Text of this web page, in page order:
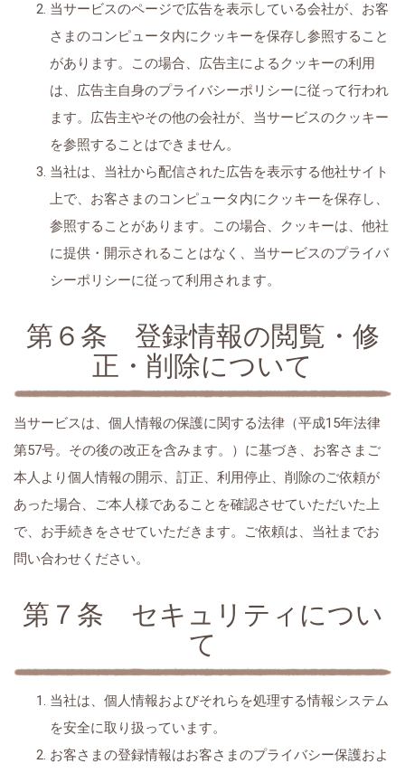
当サービスのページで広告を表示している会社が、お客
さまのコンピュータ内にクッキーを保存し参照すること
があります。この場合、広告主によるクッキーの利用
は、広告主自身のプライバシーポリシーに従って行われ
ます。広告主やその他の会社が、当サービスのクッキー
を参照することはできません。
当社は、当社から配信された広告を表示する他社サイト
上で、お客さまのコンピュータ内にクッキーを保存し、
参照することがあります。この場合、クッキーは、他社
に提供・開示されることはなく、当サービスのプライバ
シーポリシーに従って利用されます。
第６条 登録情報の閲覧・修
正・削除について
当サービスは、個人情報の保護に関する法律（平成15年法律
第57号。その後の改正を含みます。）に基づき、お客さまご
本人より個人情報の開示、訂正、利用停止、削除のご依頼が
あった場合、ご本人様であることを確認させていただいた上
で、お手続きをさせていただきます。ご依頼は、当社までお
問い合わせください。
第７条 セキュリティについ
て
当社は、個人情報およびそれらを処理する情報システム
を安全に取り扱っています。
お客さまの登録情報はお客さまのプライバシー保護およ